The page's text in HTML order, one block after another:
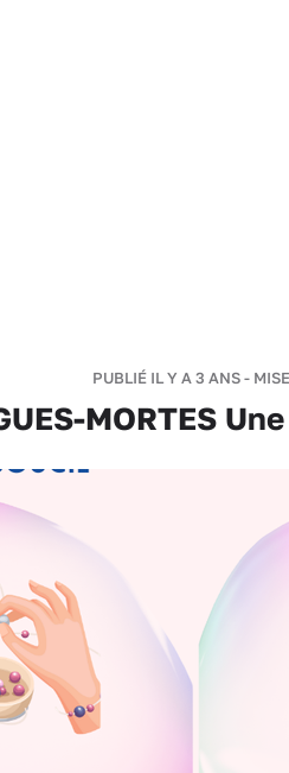
PUBLIÉ IL Y A 3 ANS -
MORTES